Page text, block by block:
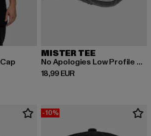
EUR
MISTER TEE
No Apologies Low Profile Destroyed Cap
18,99 EUR
Derzeitiger Preis: 18,99 EUR
-10%